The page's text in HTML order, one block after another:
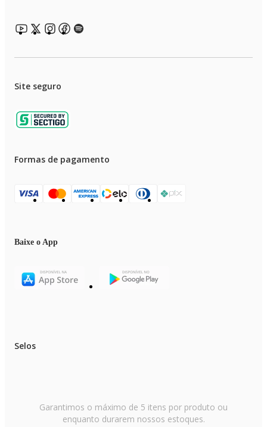
Site seguro
Formas de pagamento
Baixe o App
Selos
Garantimos o máximo de 5 itens por produto ou
enquanto durarem nossos estoques.